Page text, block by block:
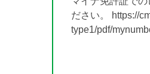
ださい。 https://
type1/pdf/